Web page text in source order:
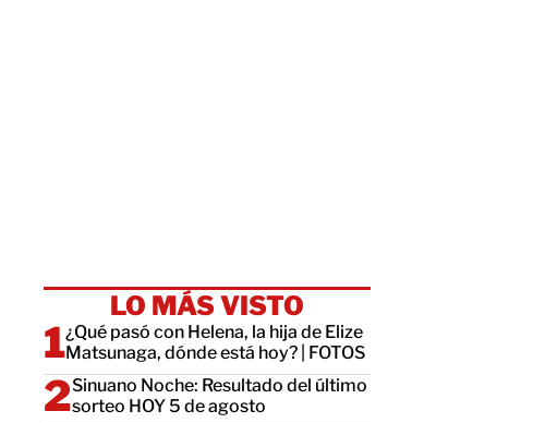
LO MÁS VISTO
¿Qué pasó con Helena, la hija de Elize
Matsunaga, dónde está hoy? | FOTOS
Sinuano Noche: Resultado del último
sorteo HOY 5 de agosto